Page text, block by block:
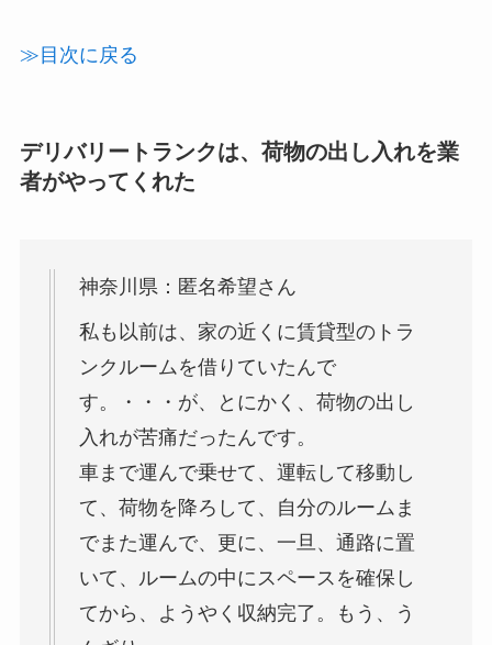
≫目次に戻る
デリバリートランクは、荷物の出し入れを業
者がやってくれた
神奈川県：匿名希望さん
私も以前は、家の近くに賃貸型のトラ
ンクルームを借りていたんで
す。・・・が、とにかく、荷物の出し
入れが苦痛だったんです。
車まで運んで乗せて、運転して移動し
て、荷物を降ろして、自分のルームま
でまた運んで、更に、一旦、通路に置
いて、ルームの中にスペースを確保し
てから、ようやく収納完了。もう、う